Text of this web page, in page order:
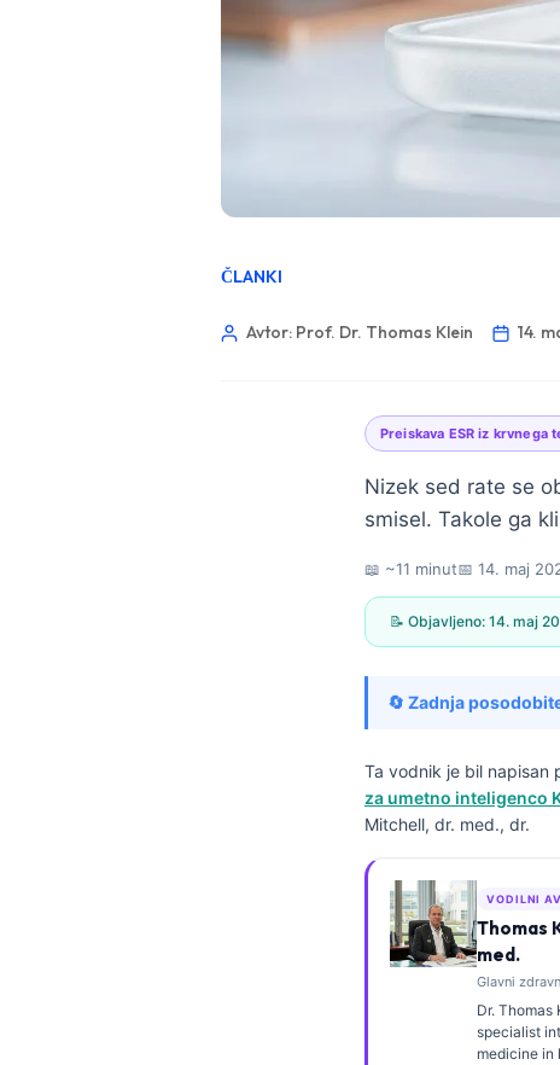
ČLANKI
Avtor: Prof. Dr. Thomas Klein 14.
Preiskava ESR iz krvnega
Nizek sed rate se
smisel. Takole ga
📖 ~11 minut📅 14. maj
📝 Objavljeno: 14. maj
🔄 Zadnja
Ta vodnik je bil napisan
za umetno inteligenco
Mitchell, dr. med., dr.
VODILNI
Thomas
med.
Glavni
Dr. Thomas
specialist
medicine in